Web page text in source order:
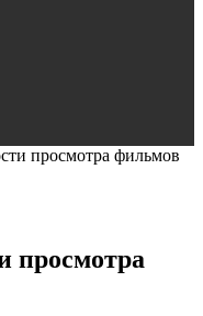
просмотра фильмов
просмотра